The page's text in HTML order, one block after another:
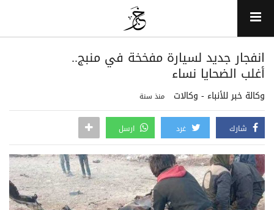
انفجار جديد لسيارة مفخخة في منبج..
أغلب الضحايا نساء
وكالة خبر للأنباء - وكالات منذ سنة
شارك غرد ارسل